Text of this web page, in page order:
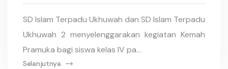
SD Islam Terpadu Ukhuwah dan SD Islam Terpadu
Ukhuwah 2 menyelenggarakan kegiatan Kemah
Pramuka bagi siswa kelas IV pa...
Selanjutnya